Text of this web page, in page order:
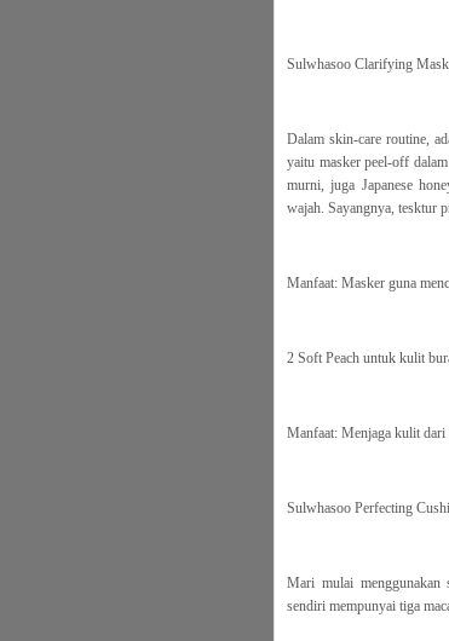
Sulwhasoo Clarifying
Dalam skin-care routine,
yaitu masker peel-off
murni, juga Japanese
wajah. Sayangnya, tesktur
Manfaat: Masker guna
2 Soft Peach untuk kulit
Manfaat: Menjaga kulit dari
Sulwhasoo Perfecting
Mari mulai menggunakan
sendiri mempunyai tiga